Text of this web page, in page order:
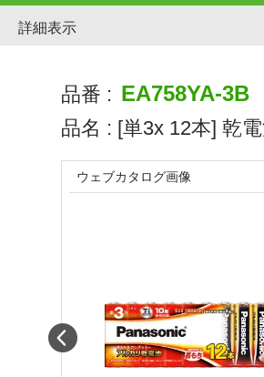
詳細表示
品番 : EA758YA-3B
品名 : [単3x 12本] 乾
ウェブカタログ画像